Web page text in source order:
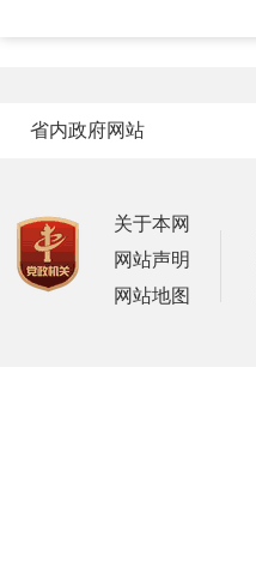
省内政府网站
关于本网
网站声明
网站地图